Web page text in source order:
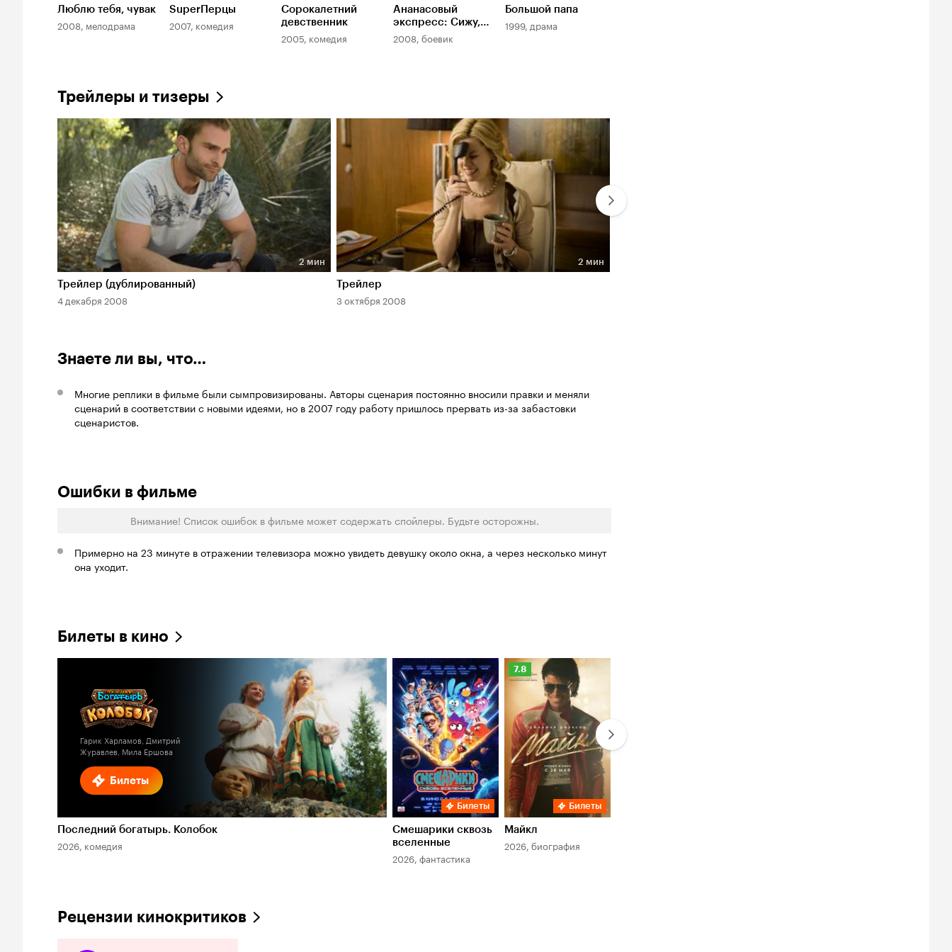
Люблю тебя, чувак
2008, мелодрама
SuperПерцы
2007, комедия
Сорокалетний
девственник
2005, комедия
Ананасовый
экспресс: Сижу,
курю
2008, боевик
Большой папа
1999, драма
Трейлеры и тизеры
Длительность 2 мин
2 мин
Трейлер (дублированный)
4 декабря 2008
Длительность 2 мин
2 мин
Трейлер
3 октября 2008
Знаете ли вы, что…
Многие реплики в фильме были сымпровизированы. Авторы сценария постоянно вносили правки и меняли
сценарий в соответствии с новыми идеями, но в 2007 году работу пришлось прервать из-за забастовки
сценаристов.
Ошибки в фильме
Внимание! Список ошибок в фильме может содержать спойлеры. Будьте осторожны.
Примерно на 23 минуте в отражении телевизора можно увидеть девушку около окна, а через несколько минут
она уходит.
Билеты в кино
Билеты
Гарик Харламов, Дмитрий
Журавлев, Мила Ершова
Последний богатырь. Колобок
2026, комедия
Билеты
Смешарики сквозь
вселенные
2026, фантастика
Рейтинг
Кинопоиска
7.8
Билеты
Майкл
2026, биография
Рецензии кинокритиков